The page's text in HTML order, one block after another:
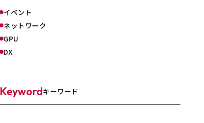
イベント
ネットワーク
GPU
DX
Keywordキーワード